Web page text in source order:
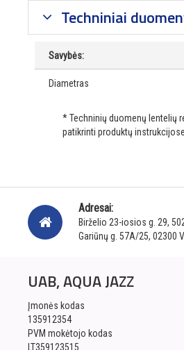
Techniniai
Savybės:
Diametras
* Techninių duomenų lentelių
patikrinti produktų
Adresai:
Birželio 23-iosios g. 29,
Gariūnų g. 57A/25, 02300
UAB, AQUA JAZZ
Įmonės kodas
135912354
PVM mokėtojo kodas
LT359123515